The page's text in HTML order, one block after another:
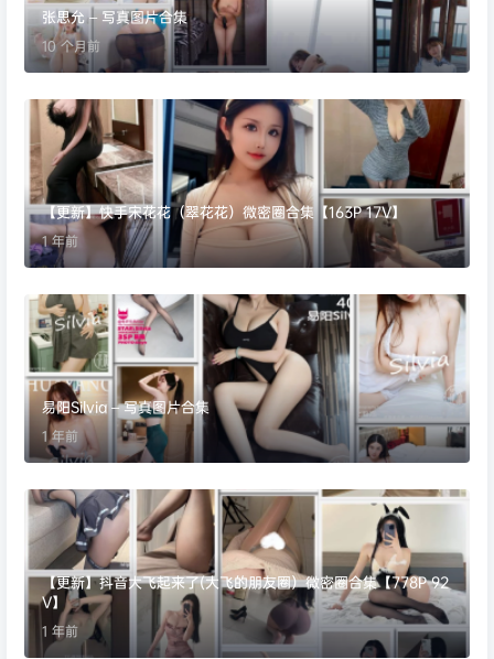
张思允 – 写真图片合集
10 个月前
【更新】快手宋花花（翠花花）微密圈合集【163P 17V】
1 年前
易阳Silvia – 写真图片合集
1 年前
【更新】抖音大飞起来了(大飞的朋友圈）微密圈合集【778P 92
V】
1 年前